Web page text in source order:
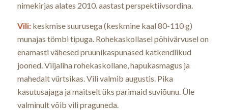
nimekirjas alates 2010. aastast perspektiivsordina.
Vili:keskmise suurusega (keskmine kaal 80-110 g)
munajas tömbi tipuga. Rohekaskollasel põhivärvusel on
enamasti vähesed pruunikaspunased katkendlikud
jooned. Viljaliha rohekaskollane, hapukasmagus ja
mahedalt vürtsikas. Vili valmib augustis. Pika
kasutusajaga ja maitselt üks parimaid suviõunu. Üle
valminult võib vili praguneda.